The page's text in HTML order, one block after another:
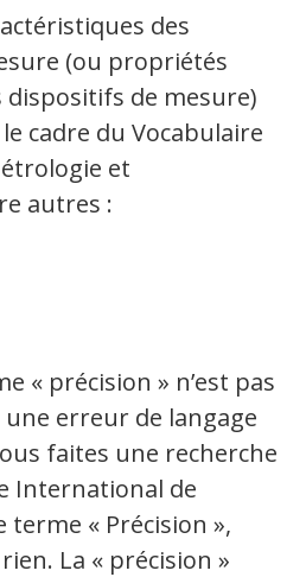
des
(ou propriétés
de mesure)
cadre du Vocabulaire
et
autres :
« précision » n’est pas
erreur de langage
faites une recherche
International de
« Précision »,
La « précision »